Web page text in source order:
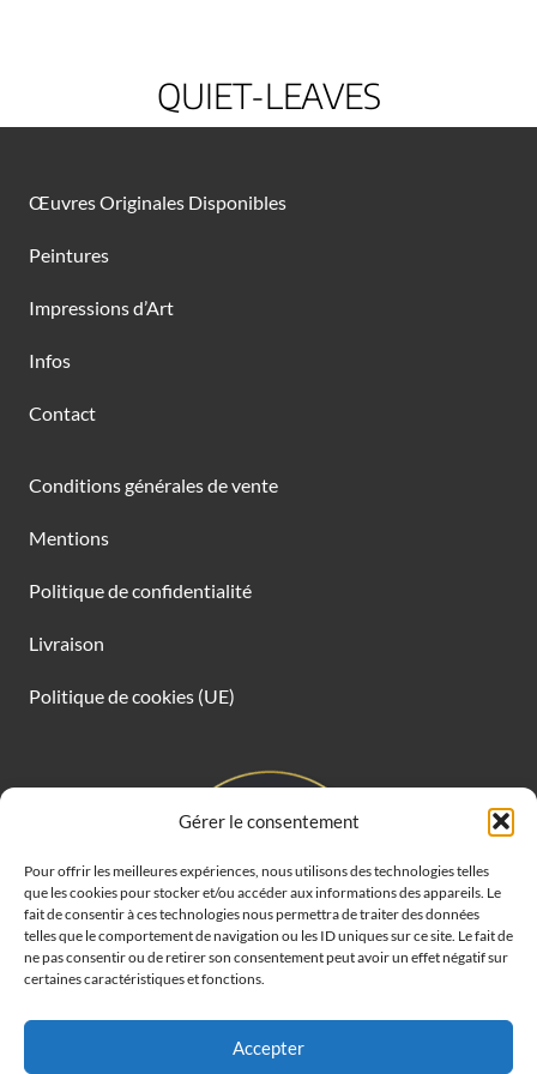
Gérer le consentement
Pour offrir les meilleures expériences, nous utilisons des technologies telles
que les cookies pour stocker et/ou accéder aux informations des appareils. Le
fait de consentir à ces technologies nous permettra de traiter des données
telles que le comportement de navigation ou les ID uniques sur ce site. Le fait de
ne pas consentir ou de retirer son consentement peut avoir un effet négatif sur
certaines caractéristiques et fonctions.
Accepter
QUIET-LEAVES
Œuvres Originales Disponibles
Peintures
Impressions d’Art
Infos
Contact
Conditions générales de vente
Mentions
Politique de confidentialité
Livraison
Politique de cookies (UE)